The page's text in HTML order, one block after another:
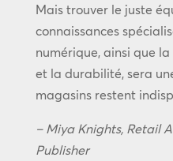
Mais trouver le juste
connaissances
numérique, ainsi que
et la durabilité, sera
magasins restent
– Miya Knights, Retail
Publisher